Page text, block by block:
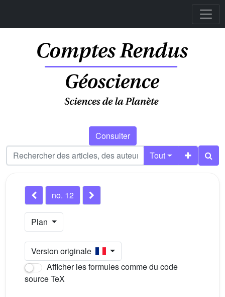
Consulter
Tout
no. 12
Plan
Version originale
Afficher les formules comme du code
source TeX